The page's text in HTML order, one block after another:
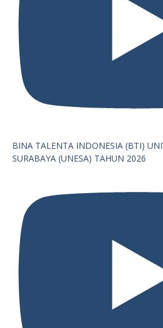
BINA TALENTA INDONESIA (BTI)
SURABAYA (UNESA) TAHUN 2026